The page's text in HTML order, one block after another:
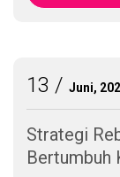
13 Juni,
Strategi
Bertumbuh